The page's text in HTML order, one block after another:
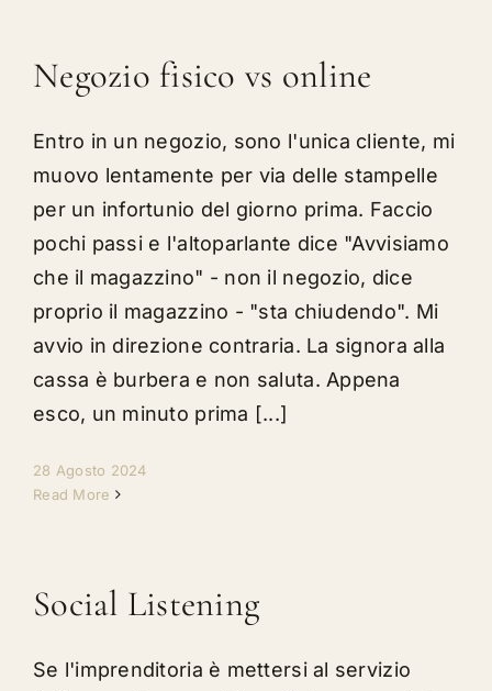
Negozio fisico vs online
Entro in un negozio, sono l'unica cliente, mi
muovo lentamente per via delle stampelle
per un infortunio del giorno prima. Faccio
pochi passi e l'altoparlante dice "Avvisiamo
che il magazzino" - non il negozio, dice
proprio il magazzino - "sta chiudendo". Mi
avvio in direzione contraria. La signora alla
cassa è burbera e non saluta. Appena
esco, un minuto prima [...]
28 Agosto 2024
Read More
Social Listening
Se l'imprenditoria è mettersi al servizio